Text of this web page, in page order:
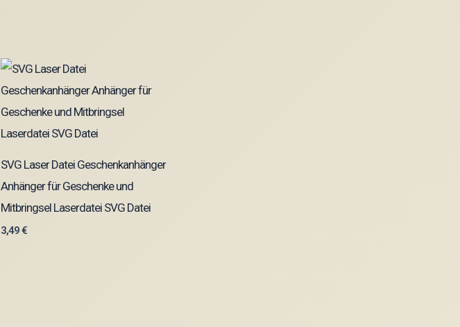
SVG Laser Datei Geschenkanhänger
Anhänger für Geschenke und
Mitbringsel Laserdatei SVG Datei
3,49€